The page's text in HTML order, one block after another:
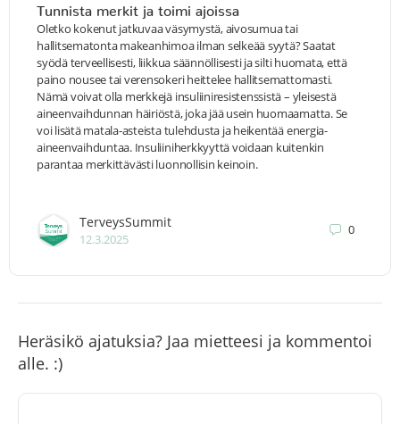
Tunnista merkit ja toimi ajoissa
Oletko kokenut jatkuvaa väsymystä, aivosumua tai
hallitsematonta makeanhimoa ilman selkeää syytä? Saatat
syödä terveellisesti, liikkua säännöllisesti ja silti huomata, että
paino nousee tai verensokeri heittelee hallitsemattomasti.
Nämä voivat olla merkkejä insuliiniresistenssistä – yleisestä
aineenvaihdunnan häiriöstä, joka jää usein huomaamatta. Se
voi lisätä matala-asteista tulehdusta ja heikentää energia-
aineenvaihduntaa. Insuliiniherkkyyttä voidaan kuitenkin
parantaa merkittävästi luonnollisin keinoin.
TerveysSummit
12.3.2025
0
Heräsikö ajatuksia? Jaa mietteesi ja kommentoi
alle. :)